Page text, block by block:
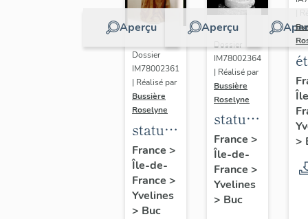
Aperçu
Dossier
IM78002361
| Réalisé par
Bussière
Roselyne
statue :
Vierge
à
l'Enfant
(n°2)
France >
Île-de-
France >
Yvelines
> Buc
Aperçu
Dossier
IM78002364
| Réalisé par
Bussière
Roselyne
statue :
Vierge
à
l'Enfant
(n°1)
France >
Île-de-
France >
Yvelines
> Buc
>